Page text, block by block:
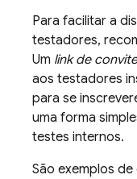
Para facilitar a
testadores,
Um link de convite
aos testadores
para se
uma forma
testes internos.
São exemplos